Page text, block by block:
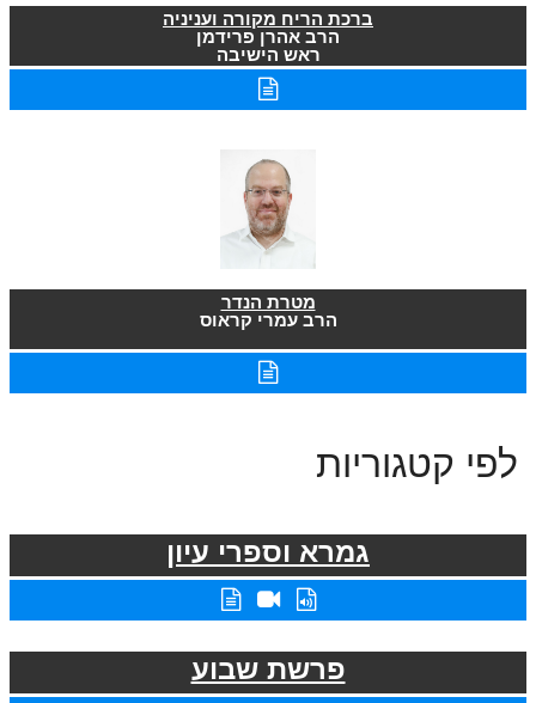
ברכת הריח מקורה ועניניה
הרב אהרן פרידמן
ראש הישיבה
מטרת הנדר
הרב עמרי קראוס
לפי קטגוריות
גמרא וספרי עיון
פרשת שבוע